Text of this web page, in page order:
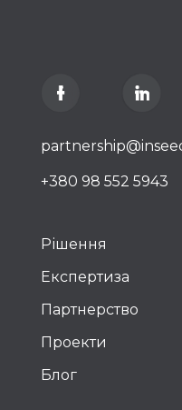
+380 98 552 5943
Рішення
Експертиза
Партнерство
Проекти
Блог